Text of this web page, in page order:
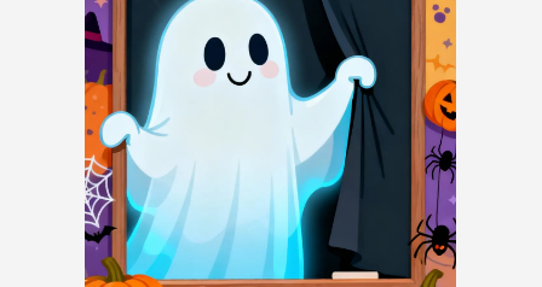
Video di Avatar
Video di AI
Foto
Altri strumenti